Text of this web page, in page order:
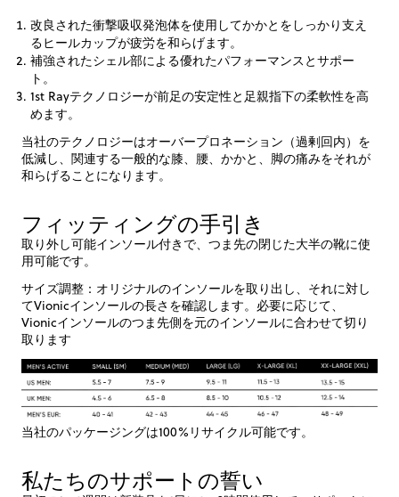
改良された衝撃吸収発泡体を使用してかかとをしっかり支え
るヒールカップが疲労を和らげます。
補強されたシェル部による優れたパフォーマンスとサポー
ト。
1st Rayテクノロジーが前足の安定性と足親指下の柔軟性を高
めます。
当社のテクノロジーはオーバープロネーション（過剰回内）を
低減し、関連する一般的な膝、腰、かかと、脚の痛みをそれが
和らげることになります。
フィッティングの手引き
取り外し可能インソール付きで、つま先の閉じた大半の靴に使
用可能です。
サイズ調整：オリジナルのインソールを取り出し、それに対し
てVionicインソールの長さを確認します。必要に応じて、
Vionicインソールのつま先側を元のインソールに合わせて切り
取ります
当社のパッケージングは100%リサイクル可能です。
私たちのサポートの誓い